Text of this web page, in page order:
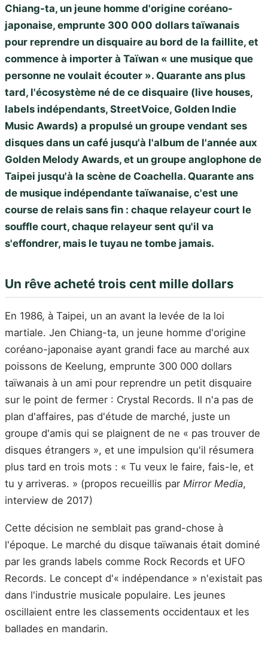
Chiang-ta, un jeune homme d'origine coréano-
japonaise, emprunte 300 000 dollars taïwanais
pour reprendre un disquaire au bord de la faillite, et
commence à importer à Taïwan « une musique que
personne ne voulait écouter ». Quarante ans plus
tard, l'écosystème né de ce disquaire (live houses,
labels indépendants, StreetVoice, Golden Indie
Music Awards) a propulsé un groupe vendant ses
disques dans un café jusqu'à l'album de l'année aux
Golden Melody Awards, et un groupe anglophone de
Taipei jusqu'à la scène de Coachella. Quarante ans
de musique indépendante taïwanaise, c'est une
course de relais sans fin : chaque relayeur court le
souffle court, chaque relayeur sent qu'il va
s'effondrer, mais le tuyau ne tombe jamais.
Un rêve acheté trois cent mille dollars
En 1986, à Taipei, un an avant la levée de la loi
martiale. Jen Chiang-ta, un jeune homme d'origine
coréano-japonaise ayant grandi face au marché aux
poissons de Keelung, emprunte 300 000 dollars
taïwanais à un ami pour reprendre un petit disquaire
sur le point de fermer : Crystal Records. Il n'a pas de
plan d'affaires, pas d'étude de marché, juste un
groupe d'amis qui se plaignent de ne « pas trouver de
disques étrangers », et une impulsion qu'il résumera
plus tard en trois mots : « Tu veux le faire, fais-le, et
tu y arriveras. » (propos recueillis par Mirror Media,
interview de 2017)
Cette décision ne semblait pas grand-chose à
l'époque. Le marché du disque taïwanais était dominé
par les grands labels comme Rock Records et UFO
Records. Le concept d'« indépendance » n'existait pas
dans l'industrie musicale populaire. Les jeunes
oscillaient entre les classements occidentaux et les
ballades en mandarin.